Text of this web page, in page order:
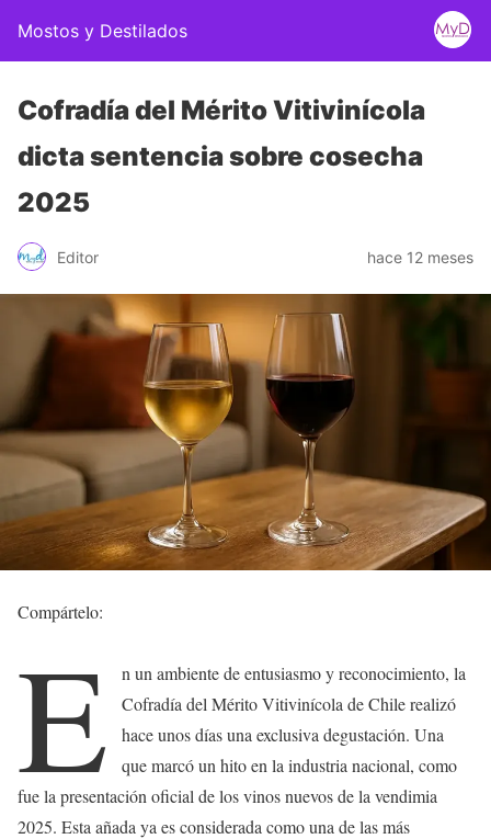
Mostos y Destilados
Cofradía del Mérito Vitivinícola
dicta sentencia sobre cosecha
2025
Editor hace 12 meses
Compártelo:
E
n un ambiente de entusiasmo y reconocimiento, la
Cofradía del Mérito Vitivinícola de Chile realizó
hace unos días una exclusiva degustación. Una
que marcó un hito en la industria nacional, como
fue la presentación oficial de los vinos nuevos de la vendimia
2025. Esta añada ya es considerada como una de las más